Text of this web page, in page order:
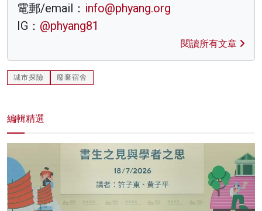
電郵/email： info@phyang.org
IG： @phyang81
閱讀所有文章
城市探險 廢棄宿舍
編輯精選